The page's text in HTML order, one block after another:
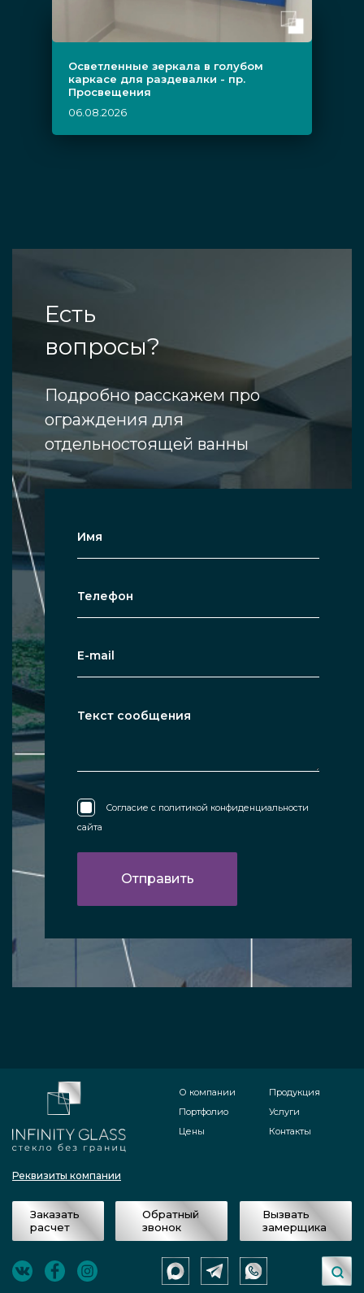
Осветленные зеркала в голубом
каркасе для раздевалки - пр.
Просвещения
06.08.2026
Есть
вопросы?
Подробно расскажем про
ограждения для
отдельностоящей ванны
Согласие с политикой конфиденциальности
сайта
Реквизиты компании
О компании
Портфолио
Цены
Продукция
Услуги
Контакты
Заказать
расчет
Обратный
звонок
Вызвать
замерщика